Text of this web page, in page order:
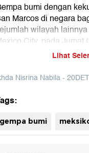
bumi dengan
Marcos di negara
wilayah
City, pada Jumat
Gempa berkekuatan 6,5
dekat pantai Pasifik di
35 km (22
Lihat
Nisrina Nabila -
gempa bumi